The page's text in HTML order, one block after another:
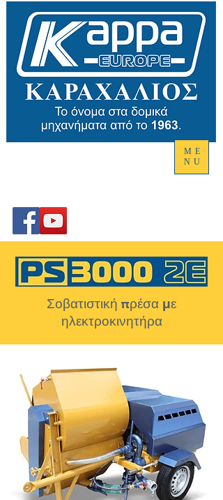
ME
NU
Σοβατιστική πρέσα με
ηλεκτροκινητήρα